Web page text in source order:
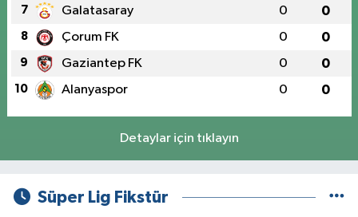
7 Galatasaray 0 0
8 Çorum FK 0 0
9 Gaziantep FK 0 0
10 Alanyaspor 0 0
Detaylar için tıklayın
Süper Lig Fikstür